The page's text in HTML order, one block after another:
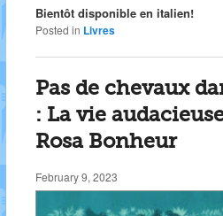
Bientôt disponible en italien!
Posted in Livres
Pas de chevaux
: La vie
Rosa Bonheur
February 9, 2023